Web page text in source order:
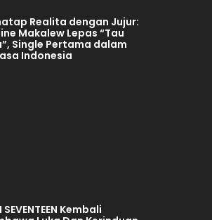
Realita dengan Jujur:
Makalew Lepas “Tau
Single Pertama dalam
Indonesia
SEVENTEEN Kembali